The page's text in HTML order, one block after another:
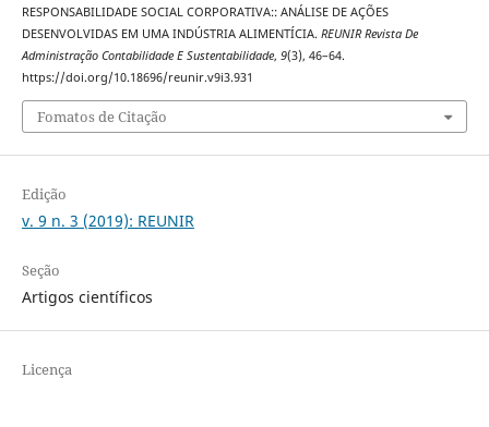
RESPONSABILIDADE SOCIAL CORPORATIVA:: ANÁLISE DE AÇÕES
DESENVOLVIDAS EM UMA INDÚSTRIA ALIMENTÍCIA. REUNIR Revista De
Administração Contabilidade E Sustentabilidade, 9(3), 46–64.
https://doi.org/10.18696/reunir.v9i3.931
Fomatos de Citação
Edição
v. 9 n. 3 (2019): REUNIR
Seção
Artigos científicos
Licença